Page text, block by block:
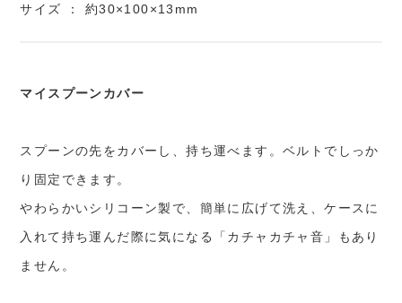
サイズ ： 約30×100×13mm
マイスプーンカバー
スプーンの先をカバーし、持ち運べます。ベルトでしっか
り固定できます。
やわらかいシリコーン製で、簡単に広げて洗え、ケースに
入れて持ち運んだ際に気になる「カチャカチャ音」もあり
ません。